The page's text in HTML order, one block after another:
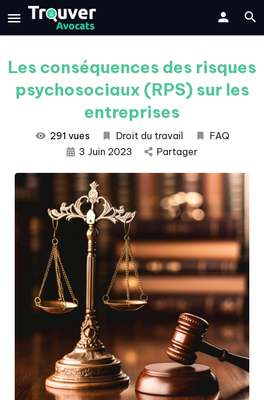
Les conséquences des risques
psychosociaux (RPS) sur les
entreprises
291 vues Droit du travail
FAQ
3 Juin 2023
Partager